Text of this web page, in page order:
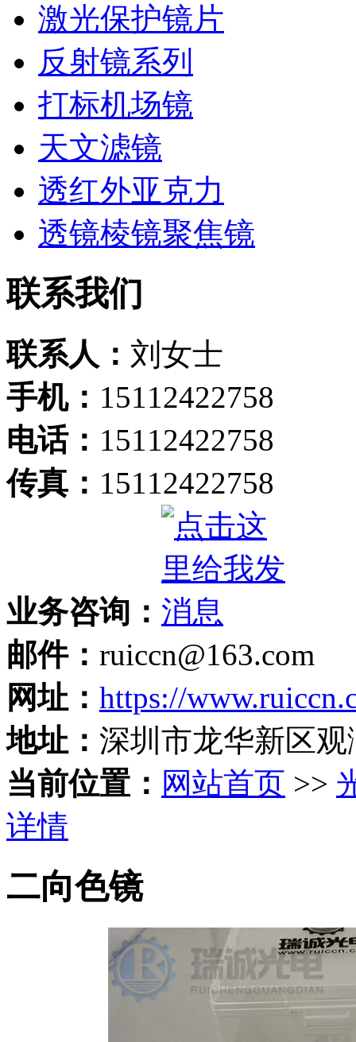
激光保护镜片
反射镜系列
打标机场镜
天文滤镜
透红外亚克力
透镜棱镜聚焦镜
联系我们
联系人： 刘女士
手机： 15112422758
电话： 15112422758
传真： 15112422758
业务咨询：
邮件： ruiccn@163.com
网址： https://
地址： 深圳市龙华新区
当前位置： 网站首页 >>
详情
二向色镜